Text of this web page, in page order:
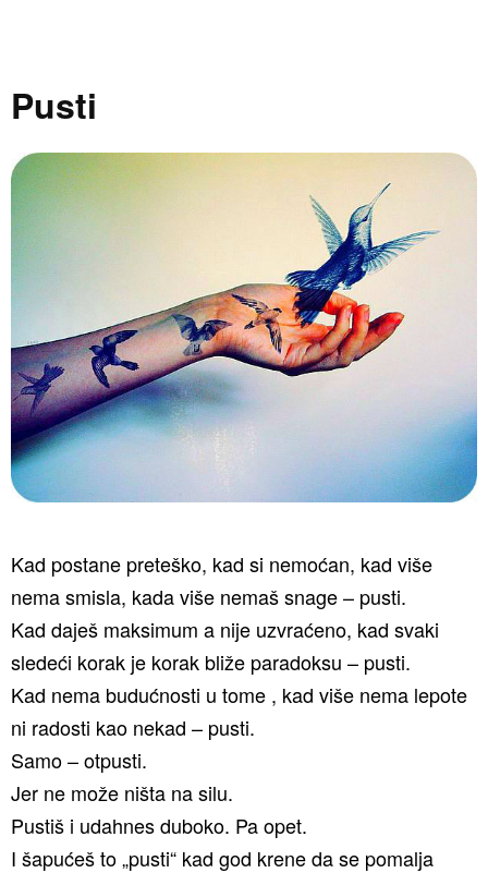
Pusti
Kad postane preteško, kad si nemoćan, kad više
nema smisla, kada više nemaš snage – pusti.
Kad daješ maksimum a nije uzvraćeno, kad svaki
sledeći korak je korak bliže paradoksu – pusti.
Kad nema budućnosti u tome , kad više nema lepote
ni radosti kao nekad – pusti.
Samo – otpusti.
Jer ne može ništa na silu.
Pustiš i udahnes duboko. Pa opet.
I šapućeš to „pusti“ kad god krene da se pomalja